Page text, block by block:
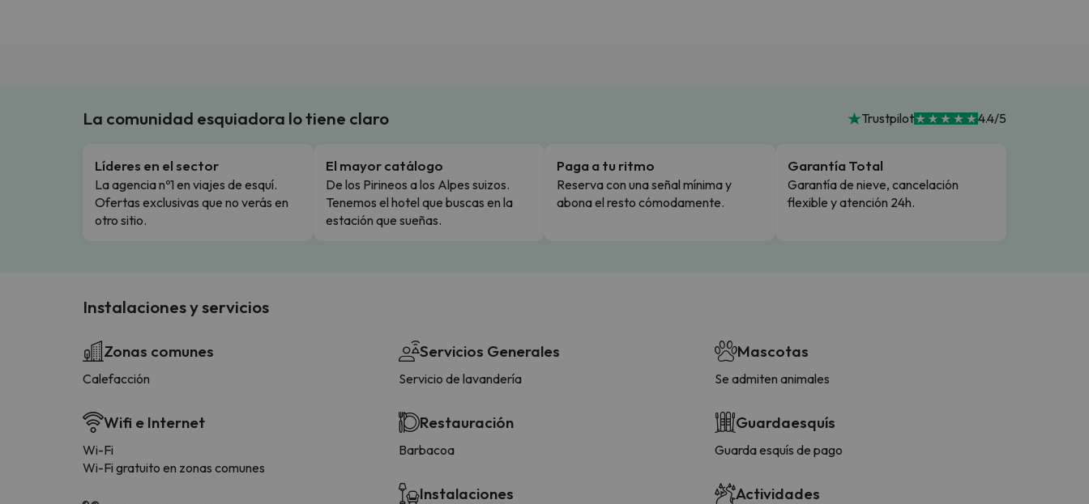
La comunidad esquiadora lo tiene claro Trustpilot 4.4/5
Líderes en el sector
La agencia nº1 en viajes de esquí.
Ofertas exclusivas que no verás en
otro sitio.
El mayor catálogo
De los Pirineos a los Alpes suizos.
Tenemos el hotel que buscas en la
estación que sueñas.
Paga a tu ritmo
Reserva con una señal mínima y
abona el resto cómodamente.
Garantía Total
Garantía de nieve, cancelación
flexible y atención 24h.
Instalaciones y servicios
Zonas comunes
Calefacción
Wifi e Internet
Wi-Fi
Wi-Fi gratuito en zonas comunes
Servicios Generales
Servicio de lavandería
Restauración
Barbacoa
Instalaciones
Mascotas
Se admiten animales
Guardaesquís
Guarda esquís de pago
Actividades